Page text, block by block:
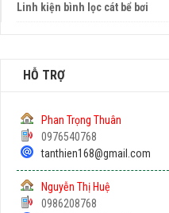
Linh kiện bình lọc cát bể bơi
HỖ TRỢ
Phan Trọng Thuân
0976540768
tanthien168@gmail.com
Nguyễn Thị Huệ
0986208768